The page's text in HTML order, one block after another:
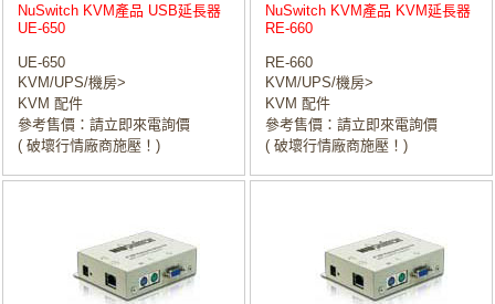
NuSwitch KVM產品 USB延長器
UE-650
UE-650
KVM/UPS/機房>
KVM 配件
參考售價：請立即來電詢價
( 破壞行情廠商施壓！)
NuSwitch KVM產品 KVM延長器
RE-660
RE-660
KVM/UPS/機房>
KVM 配件
參考售價：請立即來電詢價
( 破壞行情廠商施壓！)